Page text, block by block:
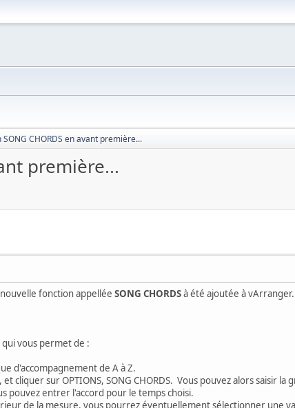
SONG CHORDS en avant première...
première...
fonction appellée SONG CHORDSà été ajoutée à vArranger.
vous permet de :
d'accompagnement de A à Z.
cliquer sur OPTIONS, SONG CHORDS. Vous pouvez alors saisir la
pouvez entrer l'accord pour le temps choisi.
de la mesure, vous pourrez éventuellement sélectionner une